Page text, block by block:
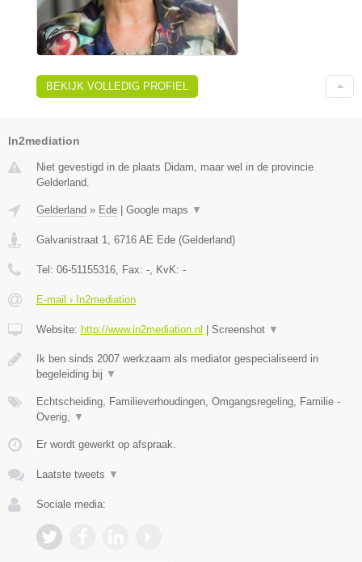
BEKIJK VOLLEDIG PROFIEL
In2mediation
Niet gevestigd in de plaats Didam, maar wel in de provincie
Gelderland.
Gelderland » Ede Google maps ▼
Galvanistraat 1 6716 AE Ede (Gelderland)
Tel: 06-51155316 , Fax: - , KvK: -
E-mail › In2mediation
Website: http://www.in2mediation.nl Screenshot ▼
Ik ben sinds 2007 werkzaam als mediator gespecialiseerd in
begeleiding bij ▼
Echtscheiding, Familieverhoudingen, Omgangsregeling, Familie -
Overig,
▼
Er wordt gewerkt op afspraak.
Laatste tweets ▼
Sociale media: